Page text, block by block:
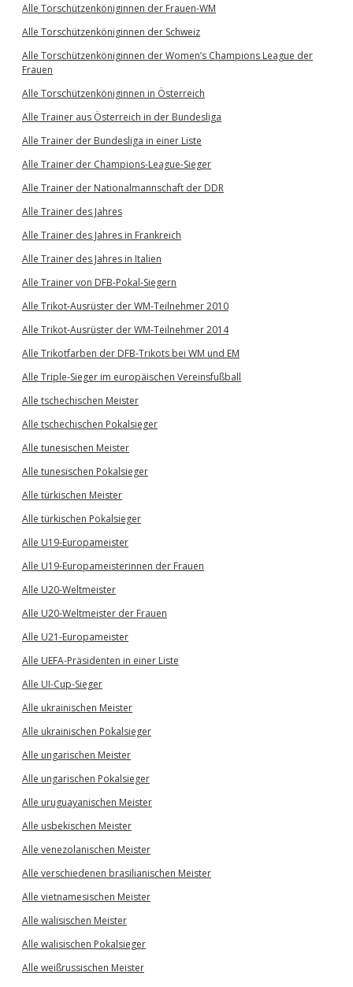
Alle Torschützenköniginnen der Frauen-WM
Alle Torschützenköniginnen der Schweiz
Alle Torschützenköniginnen der Women’s Champions League der
Frauen
Alle Torschützenköniginnen in Österreich
Alle Trainer aus Österreich in der Bundesliga
Alle Trainer der Bundesliga in einer Liste
Alle Trainer der Champions-League-Sieger
Alle Trainer der Nationalmannschaft der DDR
Alle Trainer des Jahres
Alle Trainer des Jahres in Frankreich
Alle Trainer des Jahres in Italien
Alle Trainer von DFB-Pokal-Siegern
Alle Trikot-Ausrüster der WM-Teilnehmer 2010
Alle Trikot-Ausrüster der WM-Teilnehmer 2014
Alle Trikotfarben der DFB-Trikots bei WM und EM
Alle Triple-Sieger im europäischen Vereinsfußball
Alle tschechischen Meister
Alle tschechischen Pokalsieger
Alle tunesischen Meister
Alle tunesischen Pokalsieger
Alle türkischen Meister
Alle türkischen Pokalsieger
Alle U19-Europameister
Alle U19-Europameisterinnen der Frauen
Alle U20-Weltmeister
Alle U20-Weltmeister der Frauen
Alle U21-Europameister
Alle UEFA-Präsidenten in einer Liste
Alle UI-Cup-Sieger
Alle ukrainischen Meister
Alle ukrainischen Pokalsieger
Alle ungarischen Meister
Alle ungarischen Pokalsieger
Alle uruguayanischen Meister
Alle usbekischen Meister
Alle venezolanischen Meister
Alle verschiedenen brasilianischen Meister
Alle vietnamesischen Meister
Alle walisischen Meister
Alle walisischen Pokalsieger
Alle weißrussischen Meister